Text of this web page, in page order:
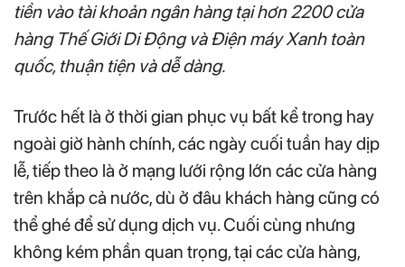
tiền vào tài khoản ngân hàng tại hơn 2200 cửa
hàng Thế Giới Di Động và Điện máy Xanh toàn
quốc, thuận tiện và dễ dàng.
Trước hết là ở thời gian phục vụ bất kể trong hay
ngoài giờ hành chính, các ngày cuối tuần hay dịp
lễ, tiếp theo là ở mạng lưới rộng lớn các cửa hàng
trên khắp cả nước, dù ở đâu khách hàng cũng có
thể ghé để sử dụng dịch vụ. Cuối cùng nhưng
không kém phần quan trọng, tại các cửa hàng,